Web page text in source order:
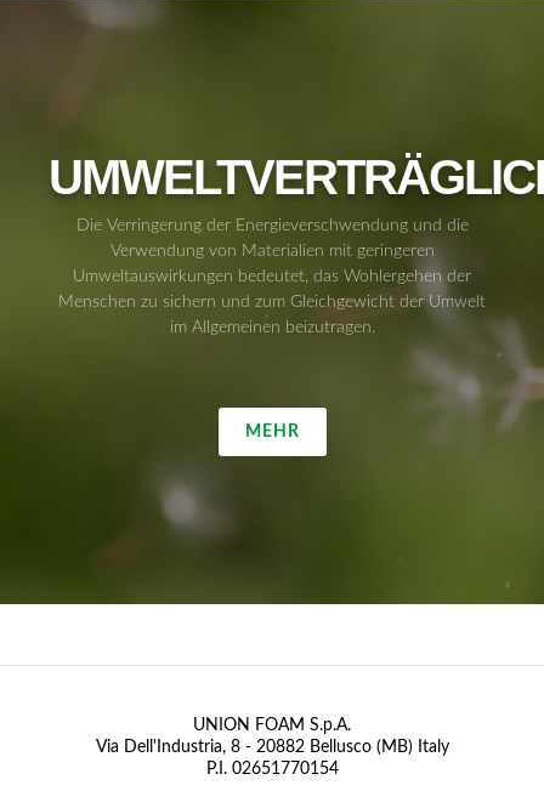
Die Verringerung der Energieverschwendung und die
Verwendung von Materialien mit geringeren
Umweltauswirkungen bedeutet, das Wohlergehen der
Menschen zu sichern und zum Gleichgewicht der Umwelt
im Allgemeinen beizutragen.
MEHR
UNION FOAM S.p.A.
Via Dell'Industria, 8 - 20882 Bellusco (MB) Italy
P.I. 02651770154